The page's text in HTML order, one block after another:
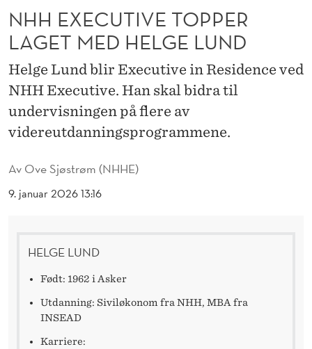
E
T
O
P
P
RAv Ove Sjøstrøm (NHHE)
9. januar 2026 13:16
NHH EXECUTIVE TOPPER
LAGET MED HELGE LUND
Helge Lund blir Executive in Residence ved
NHH Executive. Han skal bidra til
undervisningen på flere av
videreutdanningsprogrammene.
HELGE LUND
Født: 1962 i Asker
Utdanning: Siviløkonom fra NHH, MBA fra
INSEAD
Karriere: